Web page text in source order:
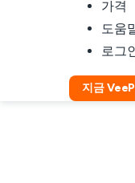
가격
도움
로그
지금